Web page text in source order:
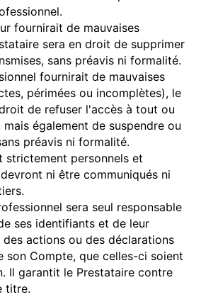
fournirait de mauvaises
sera en droit de supprimer
sans préavis ni formalité.
fournirait de mauvaises
périmées ou incomplètes), le
de refuser l'accès à tout ou
également de suspendre ou
préavis ni formalité.
strictement personnels et
ni être communiqués ni
sera seul responsable
ses identifiants et de leur
actions ou des déclarations
son Compte, que celles-ci soient
Il garantit le Prestataire contre
titre.